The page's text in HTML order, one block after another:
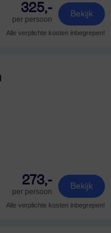
325,-
per persoon
Bekijk
Alle verplichte kosten inbegrepen!
273,-
per persoon
Bekijk
Alle verplichte kosten inbegrepen!